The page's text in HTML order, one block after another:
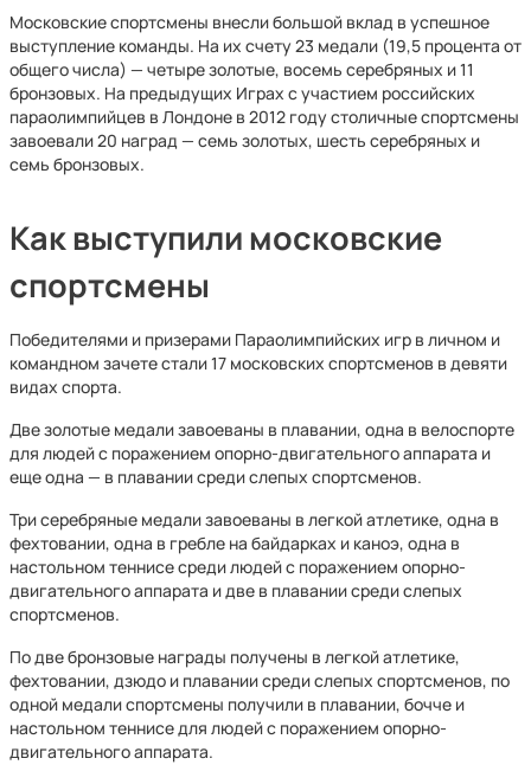
Московские спортсмены внесли большой вклад в успешное
выступление команды. На их счету 23 медали (19,5 процента от
общего числа) — четыре золотые, восемь серебряных и 11
бронзовых. На предыдущих Играх с участием российских
параолимпийцев в Лондоне в 2012 году столичные спортсмены
завоевали 20 наград — семь золотых, шесть серебряных и
семь бронзовых.
Как выступили московские
спортсмены
Победителями и призерами Параолимпийских игр в личном и
командном зачете стали 17 московских спортсменов в девяти
видах спорта.
Две золотые медали завоеваны в плавании, одна в велоспорте
для людей с поражением опорно-двигательного аппарата и
еще одна — в плавании среди слепых спортсменов.
Три серебряные медали завоеваны в легкой атлетике, одна в
фехтовании, одна в гребле на байдарках и каноэ, одна в
настольном теннисе среди людей с поражением опорно-
двигательного аппарата и две в плавании среди слепых
спортсменов.
По две бронзовые награды получены в легкой атлетике,
фехтовании, дзюдо и плавании среди слепых спортсменов, по
одной медали спортсмены получили в плавании, бочче и
настольном теннисе для людей с поражением опорно-
двигательного аппарата.